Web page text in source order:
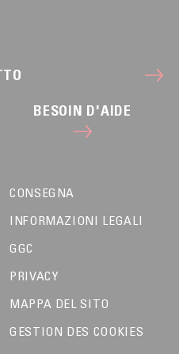
BESOIN D'AIDE
CONSEGNA
INFORMAZIONI LEGALI
GGC
PRIVACY
MAPPA DEL SITO
GESTION DES COOKIES